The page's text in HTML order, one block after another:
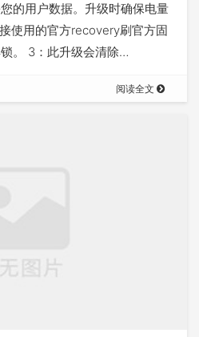
的用户数据。升级时确保电量
使用的官方recovery刷官方固
。 3：此升级会清除…
阅读全文